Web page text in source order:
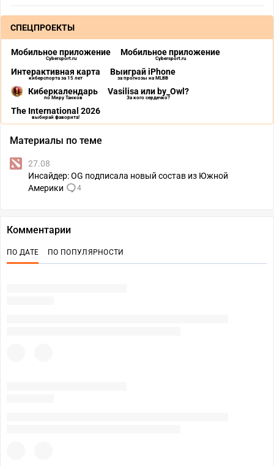
СПЕЦПРОЕКТЫ
Мобильное приложение
Cybersport.ru
Мобильное приложение
Cybersport.ru
Интерактивная карта
киберспорта за 15 лет
Выиграй iPhone
за прогнозы на MLBB
Киберкалендарь
по Миру Танков
Vasilisa или by_Owl?
За кого сердечко?
The International 2026
выбирай фаворита!
Материалы по теме
27.08
Инсайдер: OG подписала новый состав из Южной
Америки
4
Комментарии
ПО ДАТЕ ПО ПОПУЛЯРНОСТИ